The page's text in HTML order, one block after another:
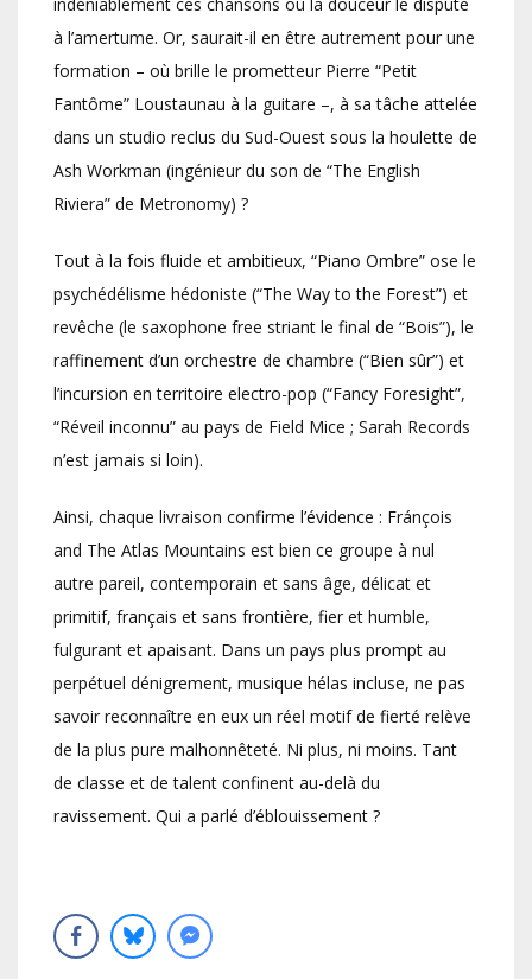
à l’amertume. Or, saurait-il en être autrement pour une
formation – où brille le prometteur Pierre “Petit
Fantôme” Loustaunau à la guitare –, à sa tâche attelée
dans un studio reclus du Sud-Ouest sous la houlette de
Ash Workman (ingénieur du son de “The English
Riviera” de Metronomy) ?
Tout à la fois fluide et ambitieux, “Piano Ombre” ose le
psychédélisme hédoniste (“The Way to the Forest”) et
revêche (le saxophone free striant le final de “Bois”), le
raffinement d’un orchestre de chambre (“Bien sûr”) et
l’incursion en territoire electro-pop (“Fancy Foresight”,
“Réveil inconnu” au pays de Field Mice ; Sarah Records
n’est jamais si loin).
Ainsi, chaque livraison confirme l’évidence : Fránçois
and The Atlas Mountains est bien ce groupe à nul
autre pareil, contemporain et sans âge, délicat et
primitif, français et sans frontière, fier et humble,
fulgurant et apaisant. Dans un pays plus prompt au
perpétuel dénigrement, musique hélas incluse, ne pas
savoir reconnaître en eux un réel motif de fierté relève
de la plus pure malhonnêteté. Ni plus, ni moins. Tant
de classe et de talent confinent au-delà du
ravissement. Qui a parlé d’éblouissement ?